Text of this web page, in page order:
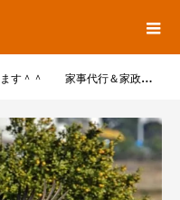
グ
＾＾ 家事代行＆家政婦ブログ